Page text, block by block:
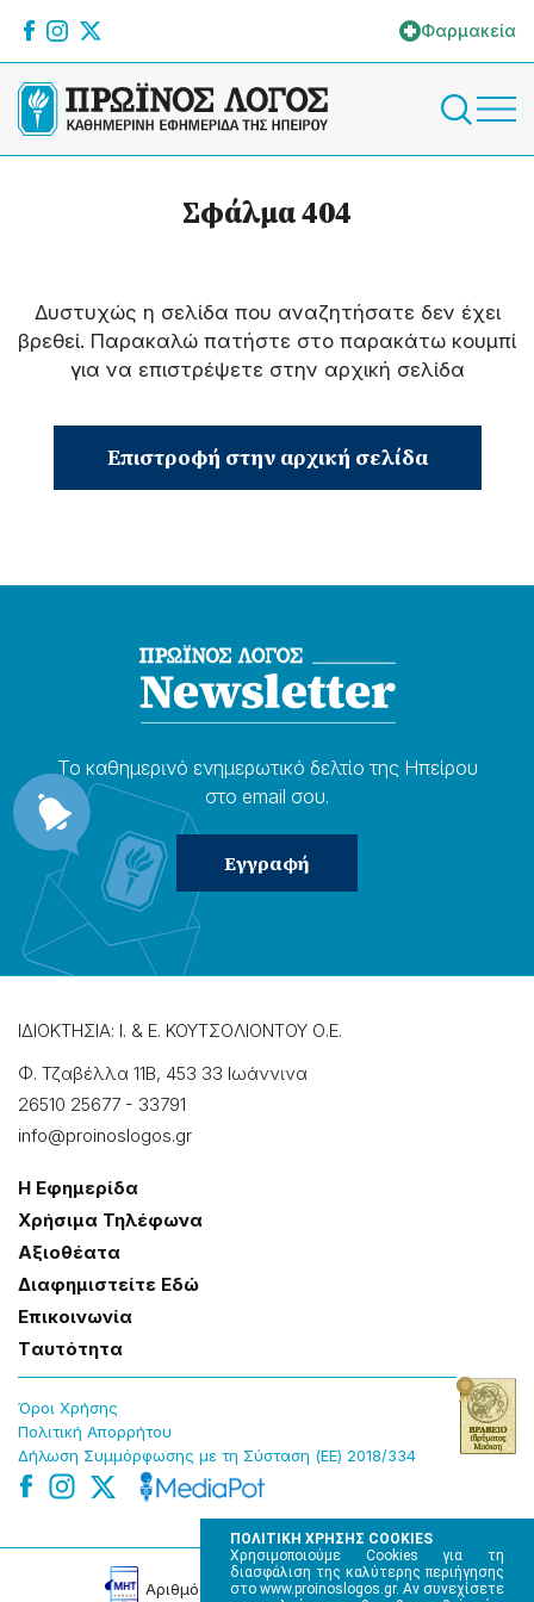
ΠΟΛΙΤΙΚΗ ΧΡΗΣΗΣ COOKIES
Χρησιμοποιούμε Cookies για τη
διασφάλιση της καλύτερης περιήγησης
στο www.proinoslogos.gr. Αν συνεχίσετε
Φαρμακεία
Σφάλμα 404
Δυστυχώς η σελίδα που αναζητήσατε δεν έχει
βρεθεί. Παρακαλώ πατήστε στο παρακάτω κουμπί
για να επιστρέψετε στην αρχική σελίδα
Επιστροφή στην αρχική σελίδα
Το καθημερɩνό ενημερωτɩκό δελτίο της Ηπείρου
στο email σου.
ΙΔΙΟΚΤΗΣΙΑ: Ι. & Ε. ΚΟΥΤΣΟΛΙΟΝΤΟΥ Ο.Ε.
Φ. Τζαβέλλα 11Β, 453 33 Ιωάννɩνα
26510 25677 - 33791
info@proinoslogos.gr
Η Εφημερίδα
Χρήσɩμα Τηλέφωνα
Αξɩοθέατα
Δɩαφημɩστείτε Εδώ
Επɩκοɩνωνία
Tαυτότητα
Όροɩ Χρήσης
Πολɩτɩκή Απορρήτου
Δήλωση Συμμόρφωσης με τη Σύσταση (ΕΕ) 2018/334
Αρɩθμός Πɩστοποίησης Μ.Η.Τ. 220242